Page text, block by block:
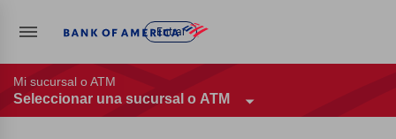
Entrar
Mi sucursal o ATM
Seleccionar una sucursal o ATM